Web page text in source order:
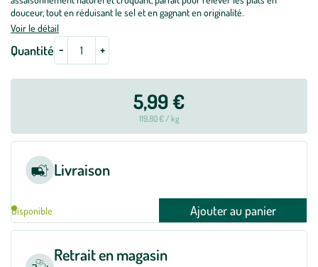
douceur, tout en réduisant le sel et en gagnant en originalité.
Voir le détail
Quantité - +
5,99 €
119,80 € / kg
Livraison
Disponible Ajouter au panier
Retrait en magasin